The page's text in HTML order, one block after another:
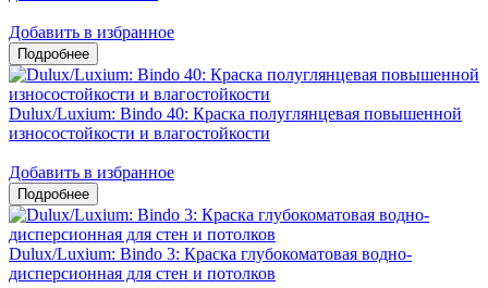
Добавить в избранное
Dulux/Luxium: Bindo 40: Краска полуглянцевая повышенной
износостойкости и влагостойкости
Добавить в избранное
Dulux/Luxium: Bindo 3: Краска глубокоматовая водно-
дисперсионная для стен и потолков